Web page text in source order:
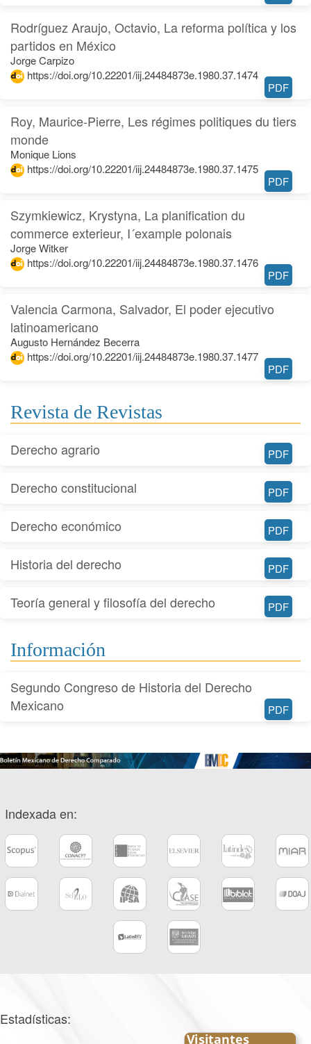
Rodríguez Araujo, Octavio, La reforma política y los
partidos en México
Jorge Carpizo
https://doi.org/10.22201/iij.24484873e.1980.37.1474
PDF
Roy, Maurice-Pierre, Les régimes politiques du tiers
monde
Monique Lions
https://doi.org/10.22201/iij.24484873e.1980.37.1475
PDF
Szymkiewicz, Krystyna, La planification du
commerce exterieur, I´example polonais
Jorge Witker
https://doi.org/10.22201/iij.24484873e.1980.37.1476
PDF
Valencia Carmona, Salvador, El poder ejecutivo
latinoamericano
Augusto Hernández Becerra
https://doi.org/10.22201/iij.24484873e.1980.37.1477
PDF
Revista de Revistas
Derecho agrario PDF
Derecho constitucional PDF
Derecho económico PDF
Historia del derecho PDF
Teoría general y filosofía del derecho PDF
Información
Segundo Congreso de Historia del Derecho
Mexicano
PDF
Indexada en:
Estadísticas: